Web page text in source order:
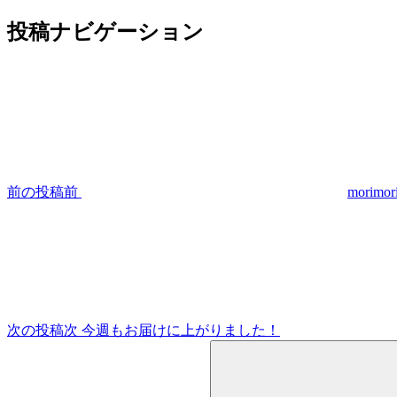
投稿ナビゲーション
前の投稿前
次の投稿次 今週もお届けに上がりました！